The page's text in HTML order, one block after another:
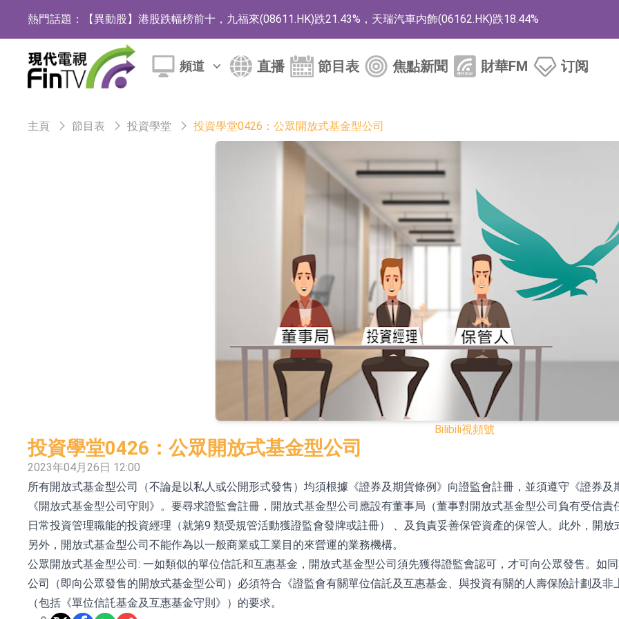
熱門話題： 【異動股】港股跌幅榜前十，九福來(08611.HK)跌21.43%，天瑞汽車内飾(06162.HK)跌18.44%
【異動股】港股漲幅榜前十，佳明集團控股(01271.HK)漲+78.22%，拿森科技(02261.HK)漲+64.11%
斯迪克：公司為國內摺疊屏核心功能材料供應商
聚辰股份：公司VPD芯片已順利通過目標客戶的測試認證
上期所：7月份對11個實際控制關系賬戶組採取限制開倉的監管措施
特發服務：成功中標嗶哩嗶哩上海濱江總部物業服務項目
理工雷科面向邊緣AI場景推出"山海"系列智算模組 系列產品基於國產CPU與GPU構建
【異動股】醫療研發外包板塊拉升，博騰股份(300363.CN)漲20.02%
依米康：海外交付以東南亞、中東市場為主 並已取得歐美相關認證
上交所：財通多策略福鑫定期開放靈活配置混合型發起式證券投資基金臨時停牌
上交所：景順長城全球半導體芯片產業股票型證券投資基金臨時停牌
【異動股】港股跌幅榜前十，卡森國際(00496.HK)跌22.40%，九福來(08611.HK)跌21.01%
【異動股】港股漲幅榜前十，拿森科技(02261.HK)漲+75.05%，辰興發展(02286.HK)漲+64.91%
神火股份：新疆神火鋁水轉化率已100%
【異動股】焦炭Ⅲ板塊下挫，陝西黑貓(601015.CN)跌8.38%
浙江證監局對財通證券股份有限公司採取出具警示函措施
山金國際：港股上市工作正常推進中
頻道 直播 節目表 焦點新聞 財華FM 订阅
主頁 節目表 投資學堂 投資學堂0426：公眾開放式基金型公司
Bilibili視頻號
投資學堂0426：公眾開放式基金型公司
2023年04月26日 12:00
所有開放式基金型公司（不論是以私人或公開形式發售）均須根據《證券及期貨條例》向證監會註冊，並須遵守《證券
《開放式基金型公司守則》。要尋求證監會註冊，開放式基金型公司應設有董事局（董事對開放式基金型公司負有受信
日常投資管理職能的投資經理（就第9 類受規管活動獲證監會發牌或註冊） 、及負責妥善保管資產的保管人。此外，開
另外，開放式基金型公司不能作為以一般商業或工業目的來營運的業務機構。
公眾開放式基金型公司: 一如類似的單位信託和互惠基金，開放式基金型公司須先獲得證監會認可，才可向公眾發售。如
公司（即向公眾發售的開放式基金型公司）必須符合《證監會有關單位信託及互惠基金、與投資有關的人壽保險計劃及
（包括《單位信託基金及互惠基金守則》）的要求。